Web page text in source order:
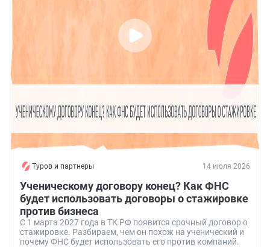
Туров и партнеры 14 июля 2026
Ученическому договору конец? Как ФНС
будет использовать договоры о стажировке
против бизнеса
С 1 марта 2027 года в ТК РФ появится срочный договор о
стажировке. Разбираем, чем он похож на ученический и
почему ФНС будет использовать его против компаний.